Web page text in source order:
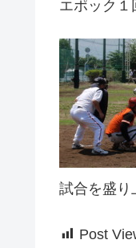
エポック１
試合を盛り
Post